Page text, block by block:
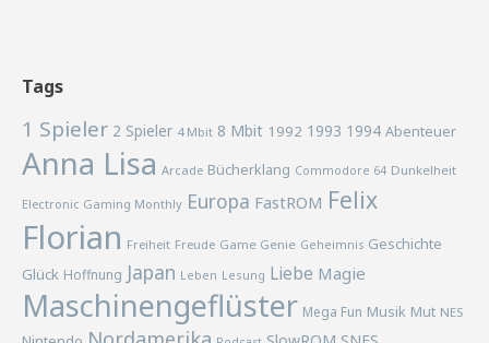
Tags
1 Spieler 2 Spieler 4 Mbit 8 Mbit 1992 1993 1994 Abenteuer
Anna Lisa Arcade Bücherklang Commodore 64 Dunkelheit
Electronic Gaming Monthly Europa FastROM Felix
Florian Freiheit Freude Game Genie Geheimnis Geschichte
Glück Hoffnung Japan Leben Lesung Liebe Magie
Maschinengeflüster Mega Fun Musik Mut NES